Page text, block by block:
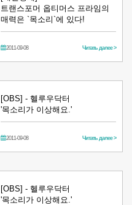
트랜스포머 옵티머스 프라임의
매력은 `목소리`에 있다!
2011-09-08 Читать далее >
[OBS] - 헬루우닥터
'목소리가 이상해요.'
2011-09-08 Читать далее >
[OBS] - 헬루우닥터
'목소리가 이상해요.'